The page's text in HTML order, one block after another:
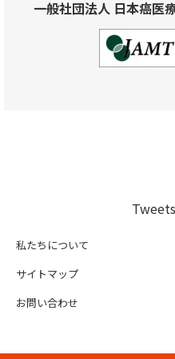
一般社団法人 日本癌医
私たちについて
サイトマップ
お問い合わせ